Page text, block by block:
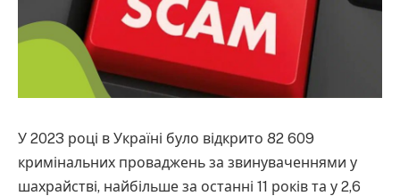
У 2023 році в Україні було відкрито 82 609
кримінальних проваджень за звинуваченнями у
шахрайстві, найбільше за останні 11 років та у 2,6